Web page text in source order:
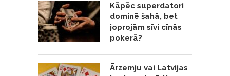
Kāpēc superdatori
dominē šahā, bet
joprojām sīvi cīnās
pokerā?
Ārzemju vai Latvijas